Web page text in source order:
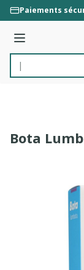
Aller au contenu
Paiements
Menu
Rechercher
Bota